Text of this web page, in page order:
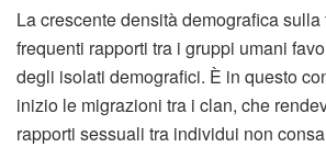
La crescente densità demografica sulla
frequenti rapporti tra i gruppi umani
degli isolati demografici. È in questo
inizio le migrazioni tra i clan, che
rapporti sessuali tra individui non